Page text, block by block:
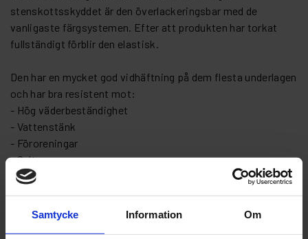
Samtycke Information Om
stenskottsskyddet är den överlackeringsbar med de
vanligaste färgsystemen. Efter att produkten har torkat
fullständigt förblir den elastisk.
Den har en mycket god vidhäftning på dem flesta underlagen
och har bra resistent mot:
- Hög väderbeständighet
- Vattenstänk
- Föroreningar
- Salt
KS - 3000 Plus är lämplig för följande områden:
- Främre och bakre plåt